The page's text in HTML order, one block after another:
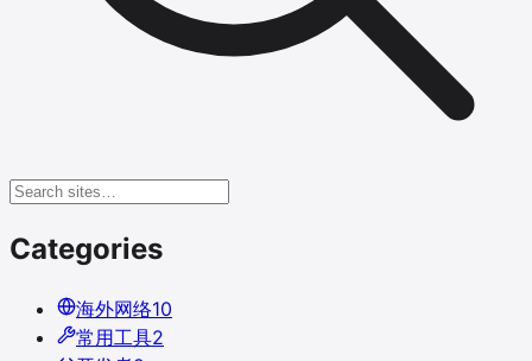
Categories
海外网络10
常用工具2